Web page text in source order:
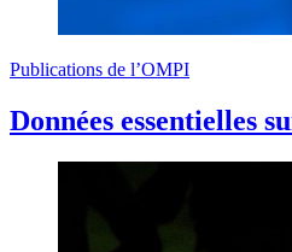
Publications de l’OMPI
Données essentielles